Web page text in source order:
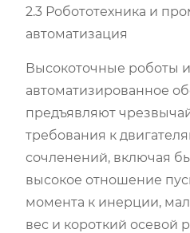
2.3 Робототехника и
автоматизация
Высокоточные роботы
автоматизированное
предъявляют
требования к
сочленений, включая
высокое отношение
момента к инерции,
вес и короткий осевой